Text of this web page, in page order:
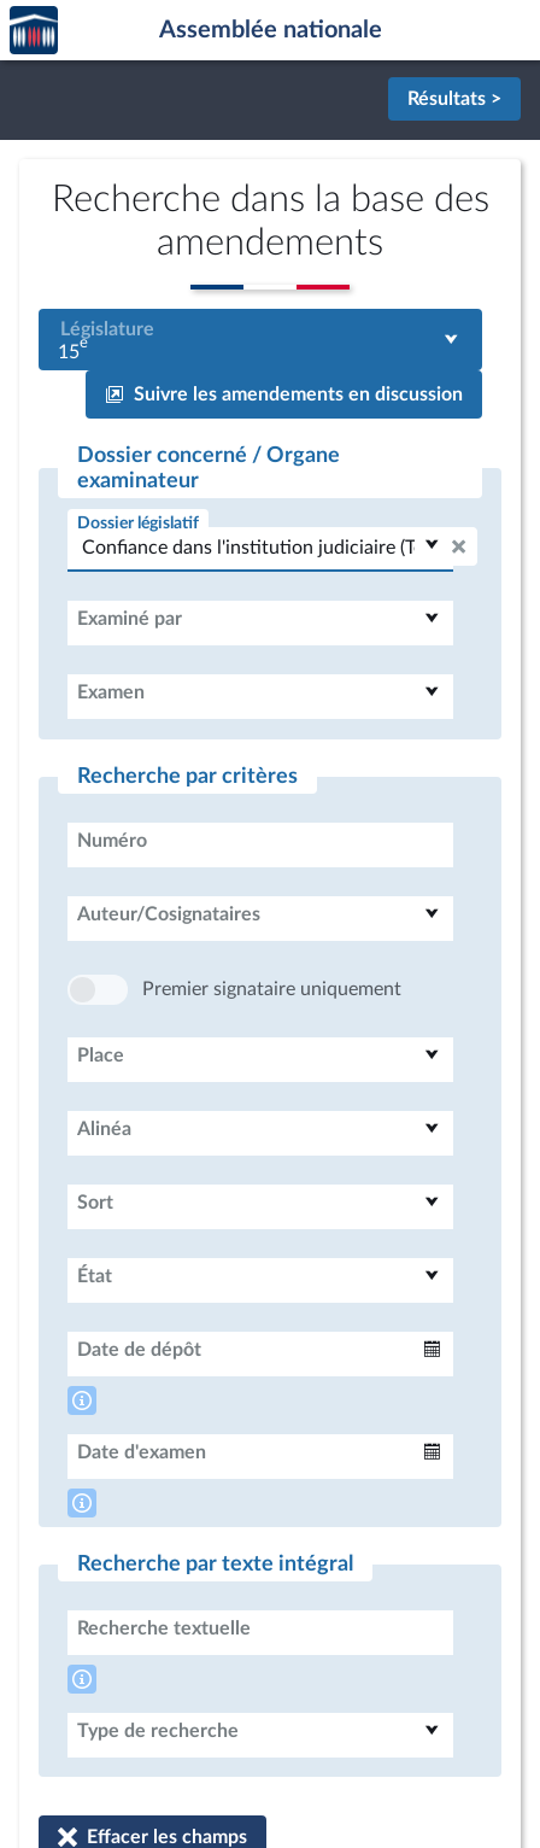
Aller au contenu
Aller en bas de la page
Accèder
à la
page
Assemblée nationale
Résultats >
Recherche dans la base des
amendements
Législature
15e
Suivre les amendements en discussion
Dossier concerné / Organe
examinateur
Dossier législatif
Examiné par
Examen
Recherche par critères
Numéro
Auteur/Cosignataires
Premier signataire uniquement
Place
Alinéa
Sort
État
Date de dépôt
Date d'examen
Recherche par texte intégral
Recherche textuelle
Type de recherche
Effacer les champs